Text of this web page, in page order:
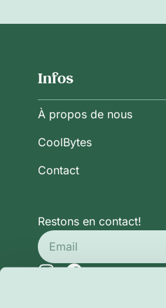
Infos
À propos de nous
CoolBytes
Contact
Restons en contact!